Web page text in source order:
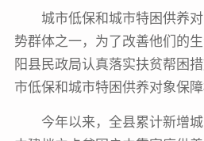
城市低保和城市特困供养
势群体之一，为了改善他们的
阳县民政局认真落实扶贫帮困
市低保和城市特困供养对象保障
今年以来，全县累计新增